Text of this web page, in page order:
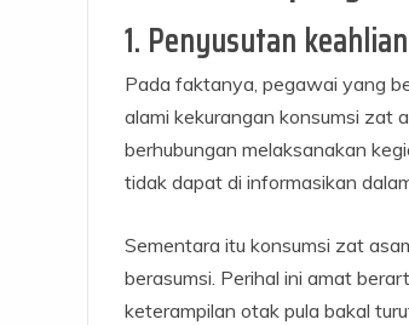
1. Penyusutan
Pada faktanya, pegawai yang
alami kekurangan konsumsi zat
berhubungan melaksanakan
tidak dapat di informasikan
Sementara itu konsumsi zat
berasumsi. Perihal ini amat
keterampilan otak pula bakal